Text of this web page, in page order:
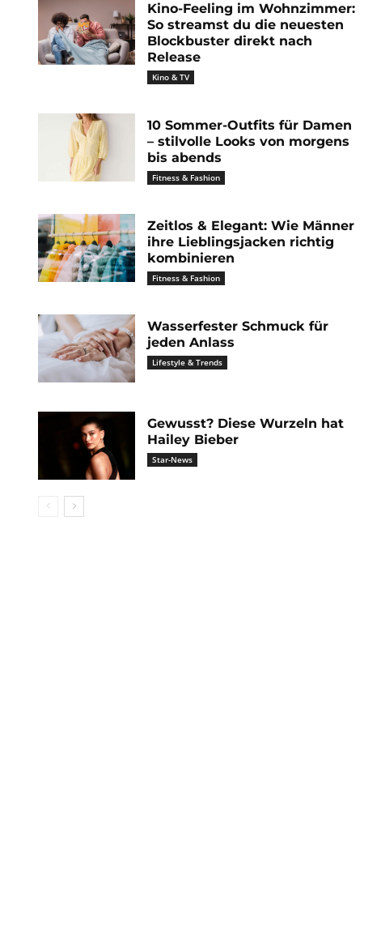
Kino-Feeling im Wohnzimmer:
So streamst du die neuesten
Blockbuster direkt nach
Release
Kino & TV
10 Sommer-Outfits für Damen
– stilvolle Looks von morgens
bis abends
Fitness & Fashion
Zeitlos & Elegant: Wie Männer
ihre Lieblingsjacken richtig
kombinieren
Fitness & Fashion
Wasserfester Schmuck für
jeden Anlass
Lifestyle & Trends
Gewusst? Diese Wurzeln hat
Hailey Bieber
Star-News